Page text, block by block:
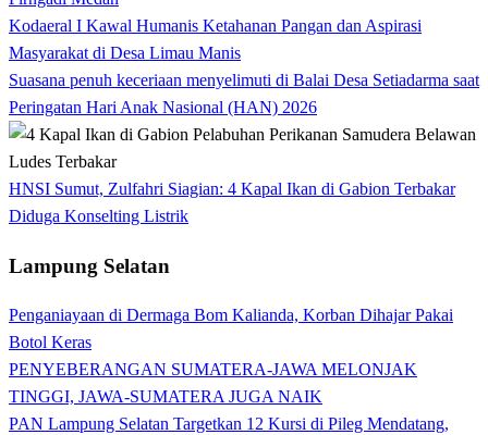
Kodaeral I Kawal Humanis Ketahanan Pangan dan Aspirasi
Masyarakat di Desa Limau Manis
Suasana penuh keceriaan menyelimuti di Balai Desa Setiadarma saat
Peringatan Hari Anak Nasional (HAN) 2026
HNSI Sumut, Zulfahri Siagian: 4 Kapal Ikan di Gabion Terbakar
Diduga Konselting Listrik
Lampung Selatan
Penganiayaan di Dermaga Bom Kalianda, Korban Dihajar Pakai
Botol Keras
PENYEBERANGAN SUMATERA-JAWA MELONJAK
TINGGI, JAWA-SUMATERA JUGA NAIK
PAN Lampung Selatan Targetkan 12 Kursi di Pileg Mendatang,